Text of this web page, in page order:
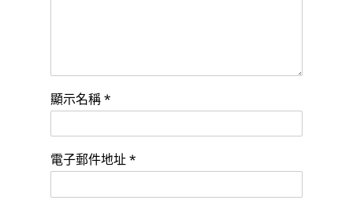
顯示名稱 *
電子郵件地址 *